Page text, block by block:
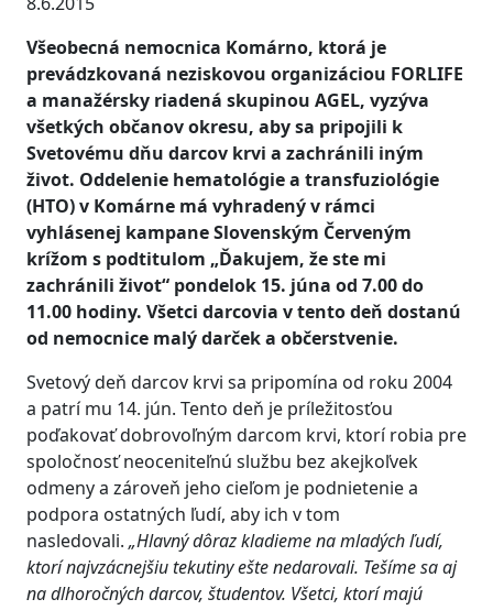
Všeobecná nemocnica Komárno, ktorá je
prevádzkovaná neziskovou organizáciou FORLIFE
a manažérsky riadená skupinou AGEL, vyzýva
všetkých občanov okresu, aby sa pripojili k
Svetovému dňu darcov krvi a zachránili iným
život. Oddelenie hematológie a transfuziológie
(HTO) v Komárne má vyhradený v rámci
vyhlásenej kampane Slovenským Červeným
krížom s podtitulom „Ďakujem, že ste mi
zachránili život“ pondelok 15. júna od 7.00 do
11.00 hodiny. Všetci darcovia v tento deň dostanú
od nemocnice malý darček a občerstvenie.
Svetový deň darcov krvi sa pripomína od roku 2004
a patrí mu 14. jún. Tento deň je príležitosťou
poďakovať dobrovoľným darcom krvi, ktorí robia pre
spoločnosť neoceniteľnú službu bez akejkoľvek
odmeny a zároveň jeho cieľom je podnietenie a
podpora ostatných ľudí, aby ich v tom
nasledovali. „Hlavný dôraz kladieme na mladých ľudí,
ktorí najvzácnejšiu tekutiny ešte nedarovali. Tešíme sa aj
na dlhoročných darcov, študentov. Všetci, ktorí majú